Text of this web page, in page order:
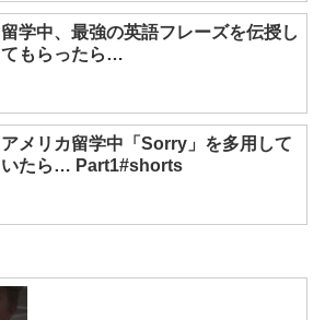
留学中、最強の英語フレーズを伝授し
てもらったら…
アメリカ留学中「Sorry」を多用して
いたら… Part1#shorts